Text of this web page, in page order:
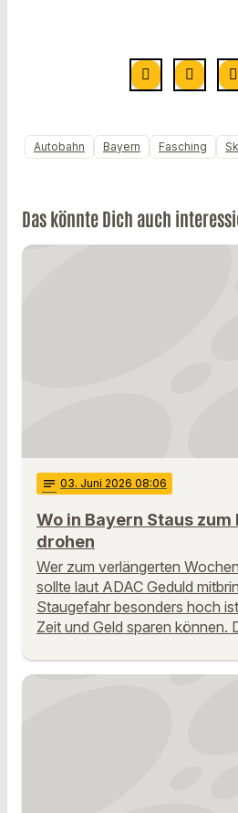
Autobahn Bayern Fasching
Das könnte Dich auch
notes 03. Juni 2026 08:06
Wo in Bayern Staus zum
drohen
Wer zum verlängerten
sollte laut ADAC Geduld
Staugefahr besonders hoch
Zeit und Geld sparen können.